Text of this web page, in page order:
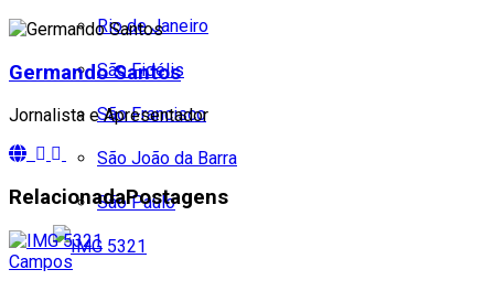
Rio de Janeiro
São Fidélis
São Francisco
São João da Barra
São Paulo
Germando Santos
Jornalista e Apresentador
RelacionadaPostagens
Campos